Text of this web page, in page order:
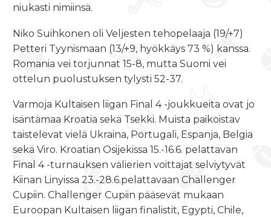
niukasti nimiinsä.
Niko Suihkonen oli Veljesten tehopelaaja (19/+7)
Petteri Tyynismaan (13/+9, hyökkäys 73 %) kanssa.
Romania vei torjunnat 15-8, mutta Suomi vei
ottelun puolustuksen tylysti 52-37.
Varmoja Kultaisen liigan Final 4 -joukkueita ovat jo
isäntämaa Kroatia sekä Tsekki. Muista paikoistav
taistelevat vielä Ukraina, Portugali, Espanja, Belgia
sekä Viro. Kroatian Osijekissa 15.-16.6. pelattavan
Final 4 -turnauksen välierien voittajat selviytyvät
Kiinan Linyissa 23.-28.6.pelattavaan Challenger
Cupiin. Challenger Cupiin pääsevät mukaan
Euroopan Kultaisen liigan finalistit, Egypti, Chile,